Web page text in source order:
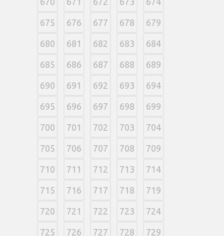
675 676 677 678 679
680 681 682 683 684
685 686 687 688 689
690 691 692 693 694
695 696 697 698 699
700 701 702 703 704
705 706 707 708 709
710 711 712 713 714
715 716 717 718 719
720 721 722 723 724
725 726 727 728 729